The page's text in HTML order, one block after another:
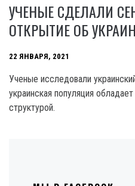
УЧЕНЫЕ СДЕЛАЛИ
ОТКРЫТИЕ ОБ
22 ЯНВАРЯ, 2021
Ученые исследовали
украинская популяция
структурой.